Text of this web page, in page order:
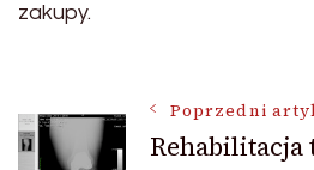
zakupy.
Nawigacja
Poprzedni